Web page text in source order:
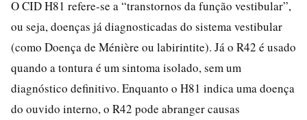
O CID H81 refere-se a “transtornos da função vestibular”,
ou seja, doenças já diagnosticadas do sistema vestibular
(como Doença de Ménière ou labirintite). Já o R42 é usado
quando a tontura é um sintoma isolado, sem um
diagnóstico definitivo. Enquanto o H81 indica uma doença
do ouvido interno, o R42 pode abranger causas